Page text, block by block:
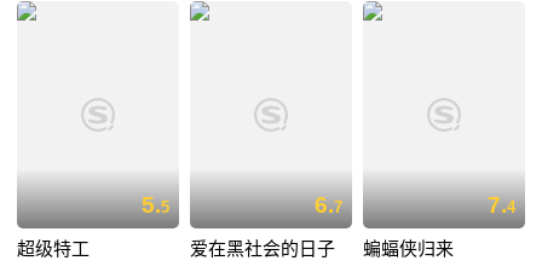
5.5
超级特工
6.7
爱在黑社会的日子
7.4
蝙蝠侠归来